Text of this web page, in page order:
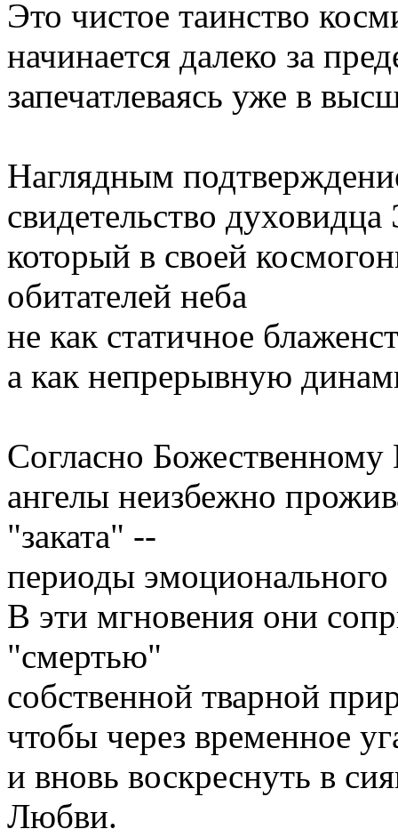
Это чистое таинство
начинается далеко за
запечатлеваясь уже в
Наглядным
свидетельство
который в своей
обитателей неба
не как статичное
а как непрерывную
Согласно
ангелы неизбежно
"заката" --
периоды
В эти мгновения они
"смертью"
собственной тварной
чтобы через временное
и вновь воскреснуть в
Любви.